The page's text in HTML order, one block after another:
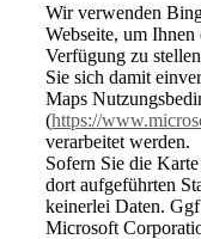
Wir verwenden
Webseite, um
Verfügung zu
Sie sich damit
Maps
(https://
verarbeitet werden.
Sofern Sie die
dort aufgeführten
keinerlei Daten.
Microsoft